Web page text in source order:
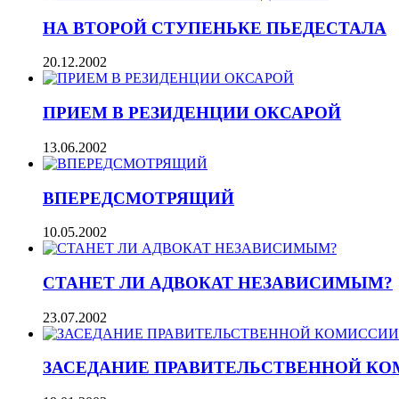
НА ВТОРОЙ СТУПЕНЬКЕ ПЬЕДЕСТАЛА
20.12.2002
ПРИЕМ В РЕЗИДЕНЦИИ ОКСАРОЙ
13.06.2002
ВПЕРЕДСМОТРЯЩИЙ
10.05.2002
СТАНЕТ ЛИ АДВОКАТ НЕЗАВИСИМЫМ?
23.07.2002
ЗАСЕДАНИЕ ПРАВИТЕЛЬСТВЕННОЙ